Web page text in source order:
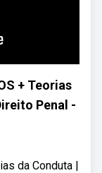
+ Teorias
Penal -
da Conduta |